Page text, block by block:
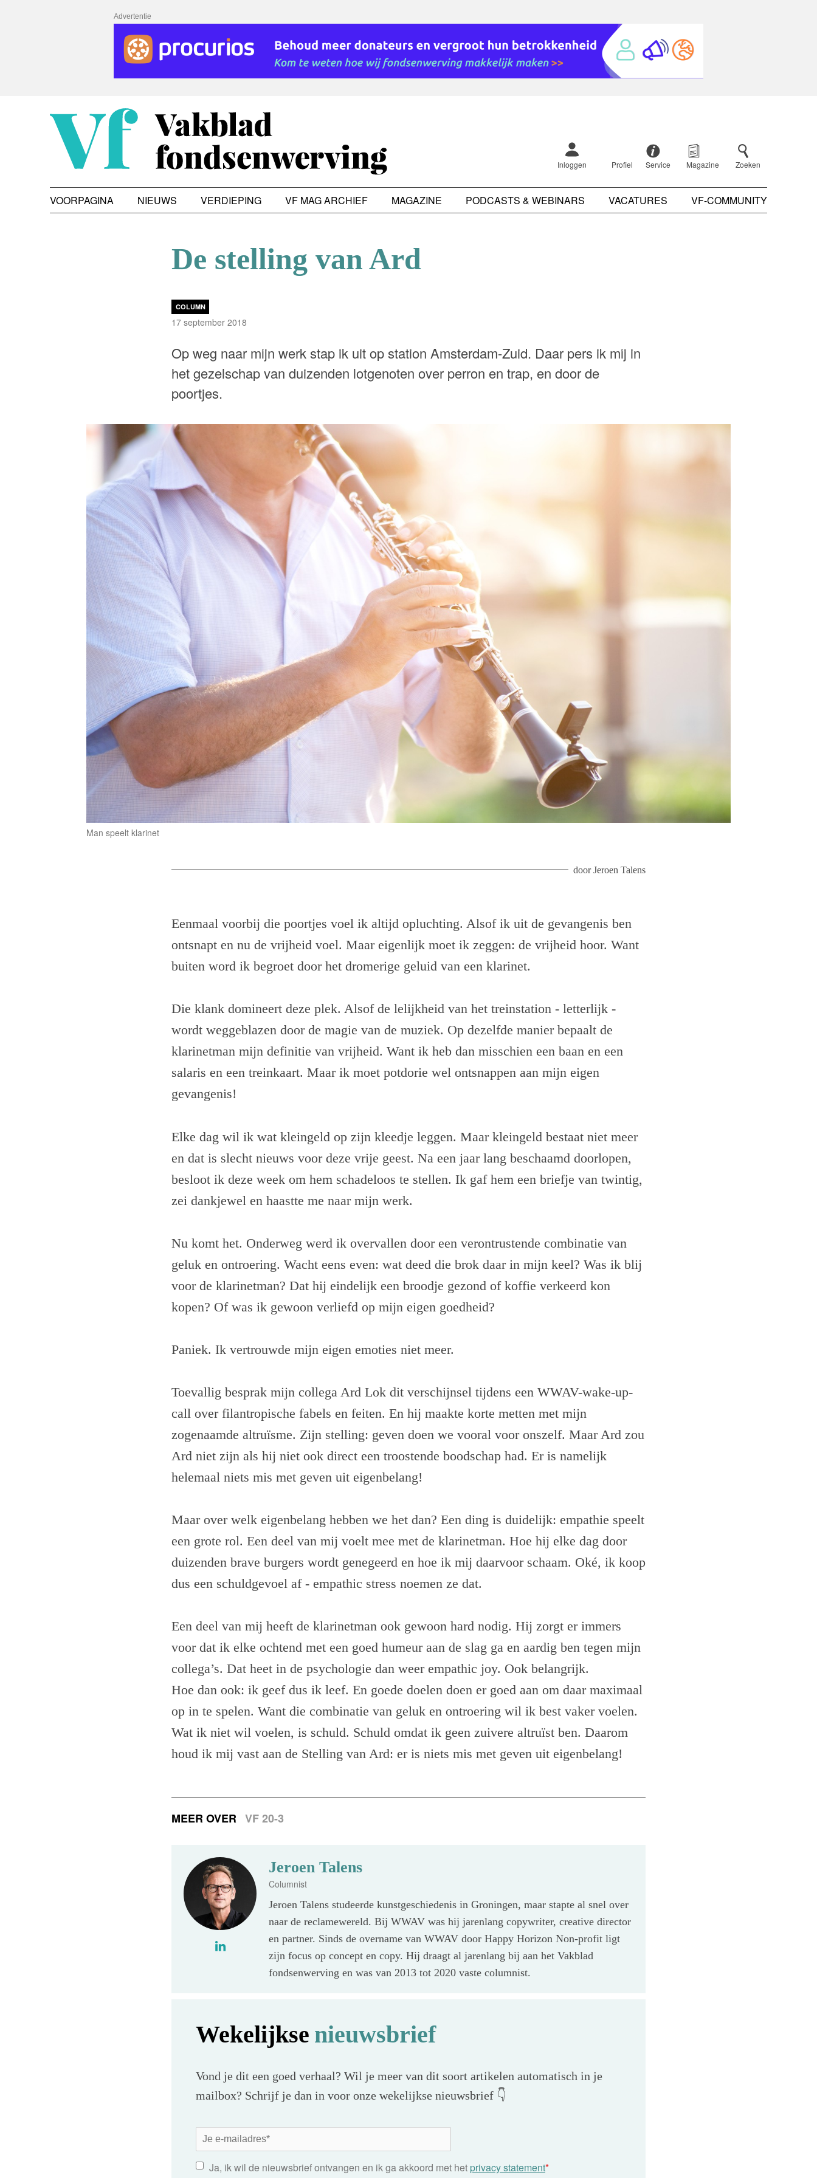
Advertentie
Inloggen Profiel Service Magazine Zoeken
VOORPAGINA NIEUWS VERDIEPING VF MAG ARCHIEF MAGAZINE PODCASTS & WEBINARS VACATURES VF-COMMUNITY
De stelling van Ard
COLUMN
17 september 2018
Op weg naar mijn werk stap ik uit op station Amsterdam-Zuid. Daar pers ik mij in
het gezelschap van duizenden lotgenoten over perron en trap, en door de
poortjes.
Man speelt klarinet
doorJeroen Talens
Eenmaal voorbij die poortjes voel ik altijd opluchting. Alsof ik uit de gevangenis ben
ontsnapt en nu de vrijheid voel. Maar eigenlijk moet ik zeggen: de vrijheid hoor. Want
buiten word ik begroet door het dromerige geluid van een klarinet.
Die klank domineert deze plek. Alsof de lelijkheid van het treinstation - letterlijk -
wordt weggeblazen door de magie van de muziek. Op dezelfde manier bepaalt de
klarinetman mijn definitie van vrijheid. Want ik heb dan misschien een baan en een
salaris en een treinkaart. Maar ik moet potdorie wel ontsnappen aan mijn eigen
gevangenis!
Elke dag wil ik wat kleingeld op zijn kleedje leggen. Maar kleingeld bestaat niet meer
en dat is slecht nieuws voor deze vrije geest. Na een jaar lang beschaamd doorlopen,
besloot ik deze week om hem schadeloos te stellen. Ik gaf hem een briefje van twintig,
zei dankjewel en haastte me naar mijn werk.
Nu komt het. Onderweg werd ik overvallen door een verontrustende combinatie van
geluk en ontroering. Wacht eens even: wat deed die brok daar in mijn keel? Was ik blij
voor de klarinetman? Dat hij eindelijk een broodje gezond of koffie verkeerd kon
kopen? Of was ik gewoon verliefd op mijn eigen goedheid?
Paniek. Ik vertrouwde mijn eigen emoties niet meer.
Toevallig besprak mijn collega Ard Lok dit verschijnsel tijdens een WWAV-wake-up-
call over filantropische fabels en feiten. En hij maakte korte metten met mijn
zogenaamde altruïsme. Zijn stelling: geven doen we vooral voor onszelf. Maar Ard zou
Ard niet zijn als hij niet ook direct een troostende boodschap had. Er is namelijk
helemaal niets mis met geven uit eigenbelang!
Maar over welk eigenbelang hebben we het dan? Een ding is duidelijk: empathie speelt
een grote rol. Een deel van mij voelt mee met de klarinetman. Hoe hij elke dag door
duizenden brave burgers wordt genegeerd en hoe ik mij daarvoor schaam. Oké, ik koop
dus een schuldgevoel af - empathic stress noemen ze dat.
Een deel van mij heeft de klarinetman ook gewoon hard nodig. Hij zorgt er immers
voor dat ik elke ochtend met een goed humeur aan de slag ga en aardig ben tegen mijn
collega’s. Dat heet in de psychologie dan weer empathic joy. Ook belangrijk.
Hoe dan ook: ik geef dus ik leef. En goede doelen doen er goed aan om daar maximaal
op in te spelen. Want die combinatie van geluk en ontroering wil ik best vaker voelen.
Wat ik niet wil voelen, is schuld. Schuld omdat ik geen zuivere altruïst ben. Daarom
houd ik mij vast aan de Stelling van Ard: er is niets mis met geven uit eigenbelang!
MEER OVER VF 20-3
Jeroen Talens
Columnist
Jeroen Talens studeerde kunstgeschiedenis in Groningen, maar stapte al snel over
naar de reclamewereld. Bij WWAV was hij jarenlang copywriter, creative director
en partner. Sinds de overname van WWAV door Happy Horizon Non-profit ligt
zijn focus op concept en copy. Hij draagt al jarenlang bij aan het Vakblad
fondsenwerving en was van 2013 tot 2020 vaste columnist.
Wekelijkse nieuwsbrief
Vond je dit een goed verhaal? Wil je meer van dit soort artikelen automatisch in je
mailbox? Schrijf je dan in voor onze wekelijkse nieuwsbrief 👇
Ja, ik wil de nieuwsbrief ontvangen en ik ga akkoord met het privacy statement*